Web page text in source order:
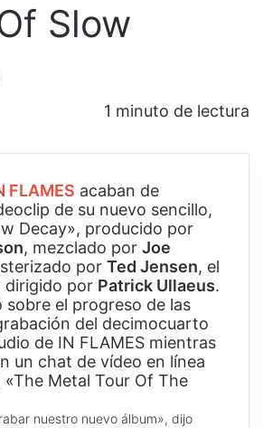
Slow
1 minuto de lectura
FLAMES acaban de
de su nuevo sencillo,
Decay», producido por
, mezclado por Joe
por Ted Jensen, el
dirigido por Patrick Ullaeus.
sobre el progreso de las
del decimocuarto
de IN FLAMES mientras
un chat de vídeo en línea
Metal Tour Of The
nuestro nuevo álbum», dijo